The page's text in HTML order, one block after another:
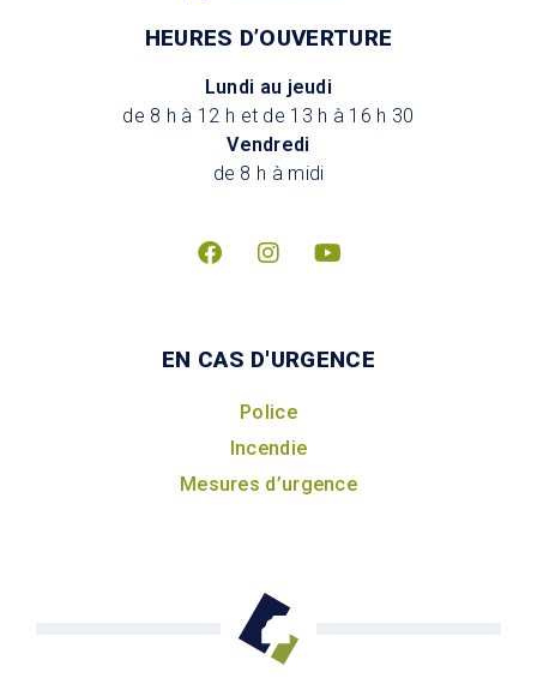
HEURES D’OUVERTURE
Lundi au jeudi
de 8 h à 12 h et de 13 h à 16 h 30
Vendredi
de 8 h à midi
EN CAS D'URGENCE
Police
Incendie
Mesures d’urgence